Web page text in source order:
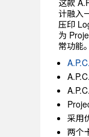
这款
计融入
压印
为
常功能。
A.P.C.
采用
两个